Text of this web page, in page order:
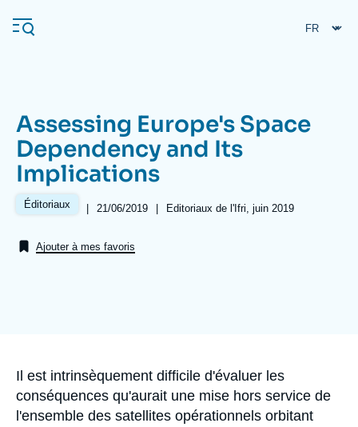
au
contenu
Navigation
principale
L'Ifri
Nous soutenir
À propos de l'Ifri
Assessing Europe's Space
Dependency and Its
Implications
Éditoriaux |
Date
publication
21/06/2019 | Références
Editoriaux de l'Ifri, juin 2019
Ajouter à mes favoris
Accroche
Il est intrinsèquement difficile d'évaluer les
conséquences qu'aurait une mise hors service de
l'ensemble des satellites opérationnels orbitant